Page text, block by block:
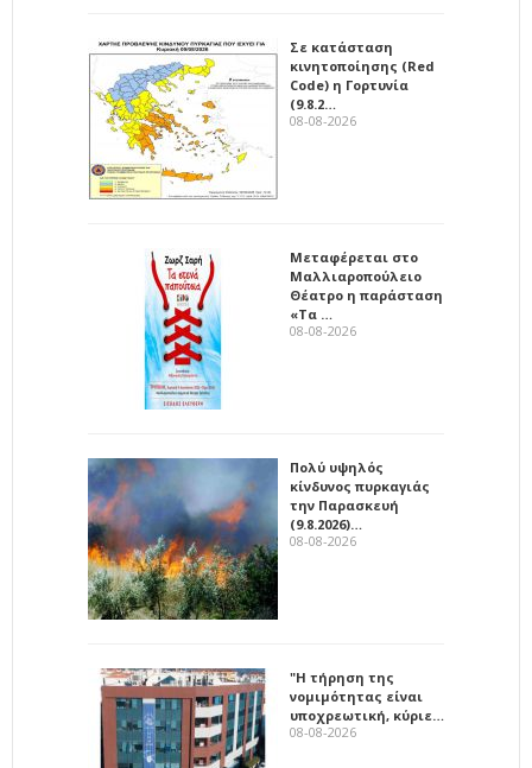
Σε κατάσταση
κινητοποίησης (Red
Code) η Γορτυνία
(9.8.2…
08-08-2026
Μεταφέρεται στο
Μαλλιαροπούλειο
Θέατρο η παράσταση
«Τα …
08-08-2026
Πολύ υψηλός
κίνδυνος πυρκαγιάς
την Παρασκευή
(9.8.2026)…
08-08-2026
"Η τήρηση της
νομιμότητας είναι
υποχρεωτική, κύριε…
08-08-2026